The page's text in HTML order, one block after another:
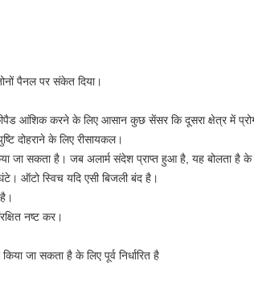
पैनल पर संकेत दिया।
आंशिक करने के लिए आसान कुछ सेंसर कि दूसरा क्षेत्र में
दोहराने के लिए रीसायकल।
जा सकता है। जब अलार्म संदेश प्राप्त हुआ है, यह बोलता है
ऑटो स्विच यदि एसी बिजली बंद है।
नष्ट कर।
जा सकता है के लिए पूर्व निर्धारित है